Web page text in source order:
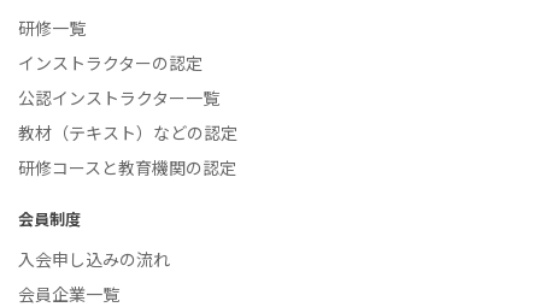
研修一覧
インストラクターの認定
公認インストラクター一覧
教材（テキスト）などの認定
研修コースと教育機関の認定
会員制度
入会申し込みの流れ
会員企業一覧